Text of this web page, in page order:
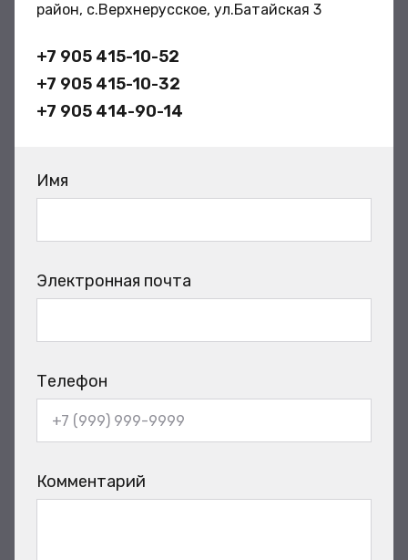
район, с.Верхнерусское, ул.Батайская 3
+7 905 415-10-52
+7 905 415-10-32
+7 905 414-90-14
Имя
Электронная почта
Телефон
Комментарий